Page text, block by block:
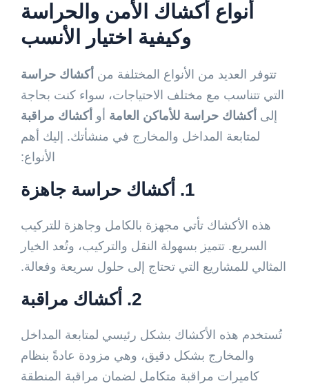
أنواع أكشاك الأمن والحراسة
وكيفية اختيار الأنسب
تتوفر العديد من الأنواع المختلفة من أكشاك حراسة
التي تتناسب مع مختلف الاحتياجات، سواء كنت بحاجة
إلى أكشاك حراسة للأماكن العامة أو أكشاك مراقبة
لمتابعة المداخل والمخارج في منشأتك. إليك أهم
الأنواع:
1. أكشاك حراسة جاهزة
هذه الأكشاك تأتي مجهزة بالكامل وجاهزة للتركيب
السريع. تتميز بسهولة النقل والتركيب، وتُعد الخيار
المثالي للمشاريع التي تحتاج إلى حلول سريعة وفعالة.
2. أكشاك مراقبة
تُستخدم هذه الأكشاك بشكل رئيسي لمتابعة المداخل
والمخارج بشكل دقيق، وهي مزودة عادةً بنظام
كاميرات مراقبة متكامل لضمان مراقبة المنطقة